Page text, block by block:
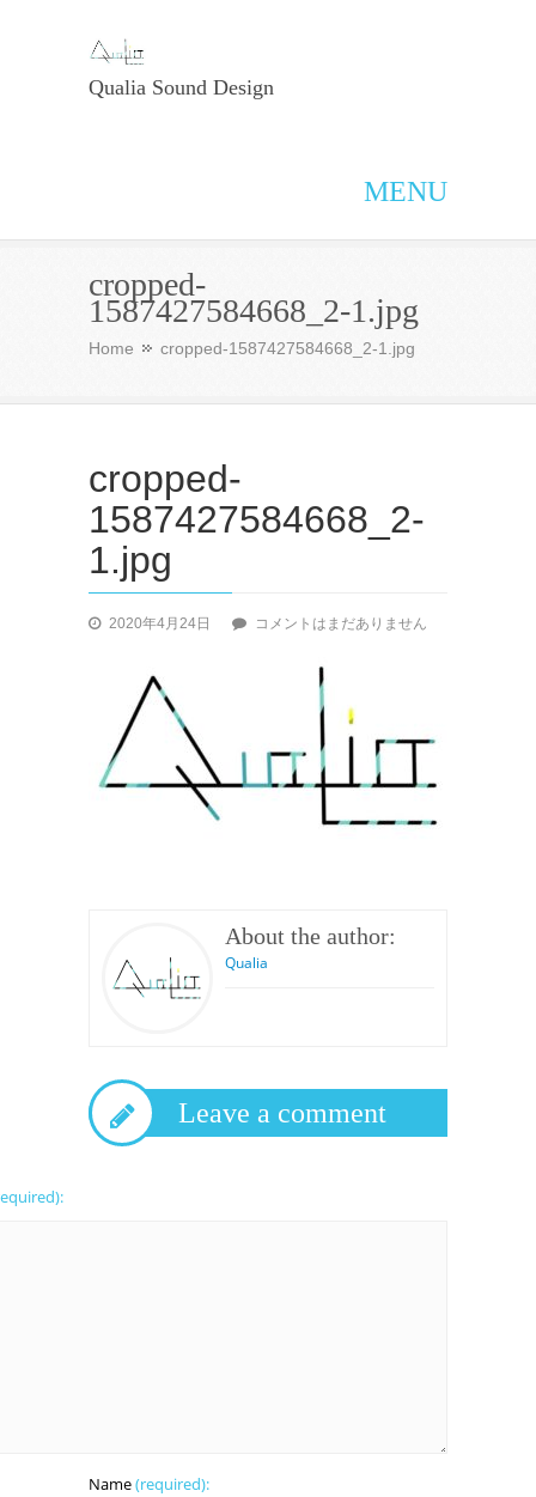
Qualia Sound Design
MENU
cropped-
1587427584668_2-1.jpg
Home cropped-1587427584668_2-1.jpg
cropped-
1587427584668_2-
1.jpg
2020年4月24日
cropped-
コメントはまだありません
About the author:
Qualia
Leave a comment
Name(required):